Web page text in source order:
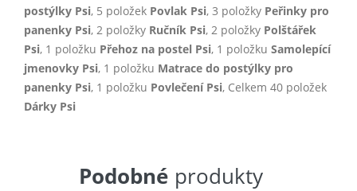
postýlky Psi, 5 položek Povlak Psi, 3 položky Peřinky pro
panenky Psi, 2 položky Ručník Psi, 2 položky Polštářek
Psi, 1 položku Přehoz na postel Psi, 1 položku Samolepící
jmenovky Psi, 1 položku Matrace do postýlky pro
panenky Psi, 1 položku Povlečení Psi, Celkem 40 položek
Dárky Psi
Podobné produkty